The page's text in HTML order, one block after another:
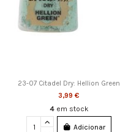
23-07 Citadel Dry: Hellion Green
3,99 €
4 em stock
Adicionar